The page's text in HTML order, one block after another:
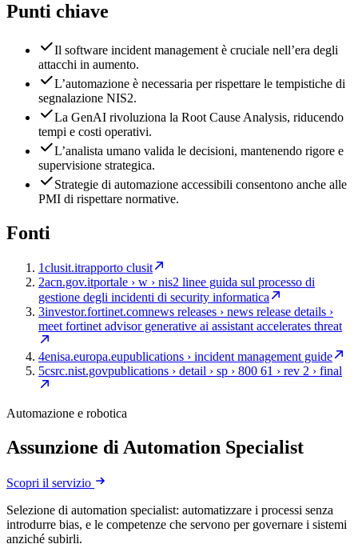
Punti chiave
Il software incident management è cruciale nell’era degli
attacchi in aumento.
L’automazione è necessaria per rispettare le tempistiche di
segnalazione NIS2.
La GenAI rivoluziona la Root Cause Analysis, riducendo
tempi e costi operativi.
L’analista umano valida le decisioni, mantenendo rigore e
supervisione strategica.
Strategie di automazione accessibili consentono anche alle
PMI di rispettare normative.
Fonti
1clusit.itrapporto clusit
2acn.gov.itportale › w › nis2 linee guida sul processo di
gestione degli incidenti di security informatica
3investor.fortinet.comnews releases › news release details ›
meet fortinet advisor generative ai assistant accelerates threat
4enisa.europa.eupublications › incident management guide
5csrc.nist.govpublications › detail › sp › 800 61 › rev 2 › final
Automazione e robotica
Assunzione di Automation Specialist
Scopri il servizio
Selezione di automation specialist: automatizzare i processi senza
introdurre bias, e le competenze che servono per governare i sistemi
anziché subirli.